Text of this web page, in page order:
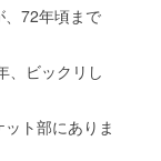
、72年頃まで
、ビックリし
ト部にありま